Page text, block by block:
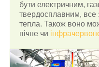
бути електричним,
твердосплавним, все
тепла. Також воно
пічне чи